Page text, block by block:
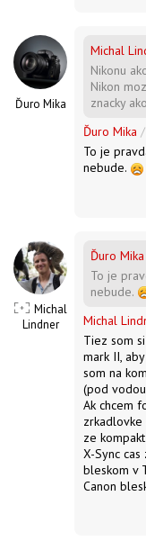
Ďuro Mika
Michal
Nikonu
Nikon
znacky
Ďuro Mika /
To je
nebude.
Michal
Lindner
Ďuro Mika
To je
nebude.
Michal
Tiez som
mark II,
som na
(pod
Ak chcem
zrkadlovke
ze
X-Sync
bleskom v
Canon